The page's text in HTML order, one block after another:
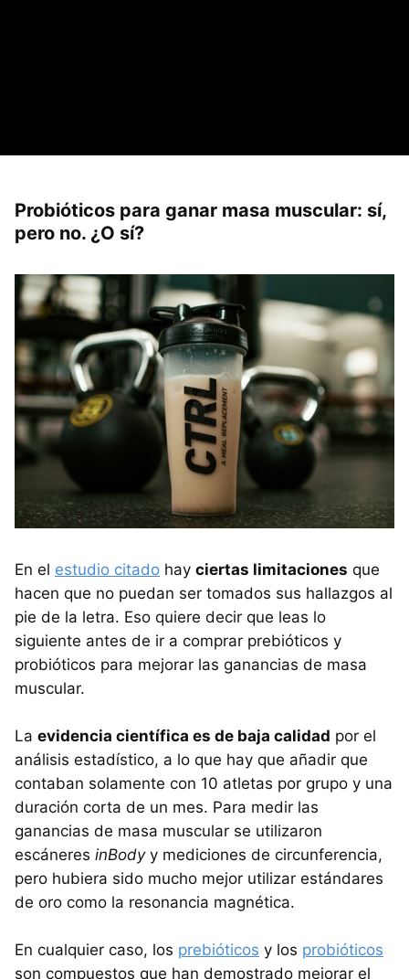
Probióticos para ganar masa muscular: sí,
pero no. ¿O sí?
En el estudio citado hay ciertas limitaciones que
hacen que no puedan ser tomados sus hallazgos al
pie de la letra. Eso quiere decir que leas lo
siguiente antes de ir a comprar prebióticos y
probióticos para mejorar las ganancias de masa
muscular.
La evidencia científica es de baja calidad por el
análisis estadístico, a lo que hay que añadir que
contaban solamente con 10 atletas por grupo y una
duración corta de un mes. Para medir las
ganancias de masa muscular se utilizaron
escáneres inBody y mediciones de circunferencia,
pero hubiera sido mucho mejor utilizar estándares
de oro como la resonancia magnética.
En cualquier caso, los prebióticos y los probióticos
son compuestos que han demostrado mejorar el